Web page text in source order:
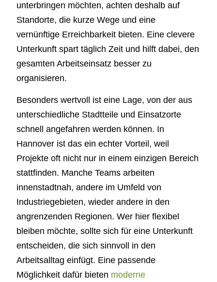
unterbringen möchten, achten deshalb auf
Standorte, die kurze Wege und eine
vernünftige Erreichbarkeit bieten. Eine clevere
Unterkunft spart täglich Zeit und hilft dabei, den
gesamten Arbeitseinsatz besser zu
organisieren.
Besonders wertvoll ist eine Lage, von der aus
unterschiedliche Stadtteile und Einsatzorte
schnell angefahren werden können. In
Hannover ist das ein echter Vorteil, weil
Projekte oft nicht nur in einem einzigen Bereich
stattfinden. Manche Teams arbeiten
innenstadtnah, andere im Umfeld von
Industriegebieten, wieder andere in den
angrenzenden Regionen. Wer hier flexibel
bleiben möchte, sollte sich für eine Unterkunft
entscheiden, die sich sinnvoll in den
Arbeitsalltag einfügt. Eine passende
Möglichkeit dafür bieten moderne